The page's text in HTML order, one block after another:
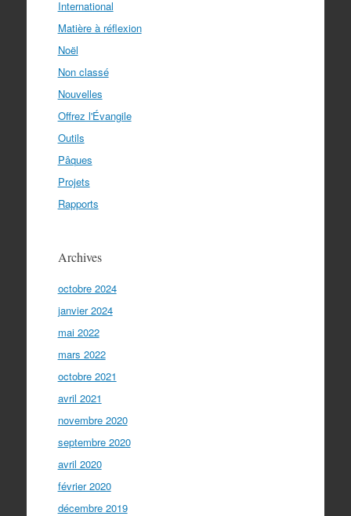
International
Matière à réflexion
Noël
Non classé
Nouvelles
Offrez l'Évangile
Outils
Pâques
Projets
Rapports
Archives
octobre 2024
janvier 2024
mai 2022
mars 2022
octobre 2021
avril 2021
novembre 2020
septembre 2020
avril 2020
février 2020
décembre 2019